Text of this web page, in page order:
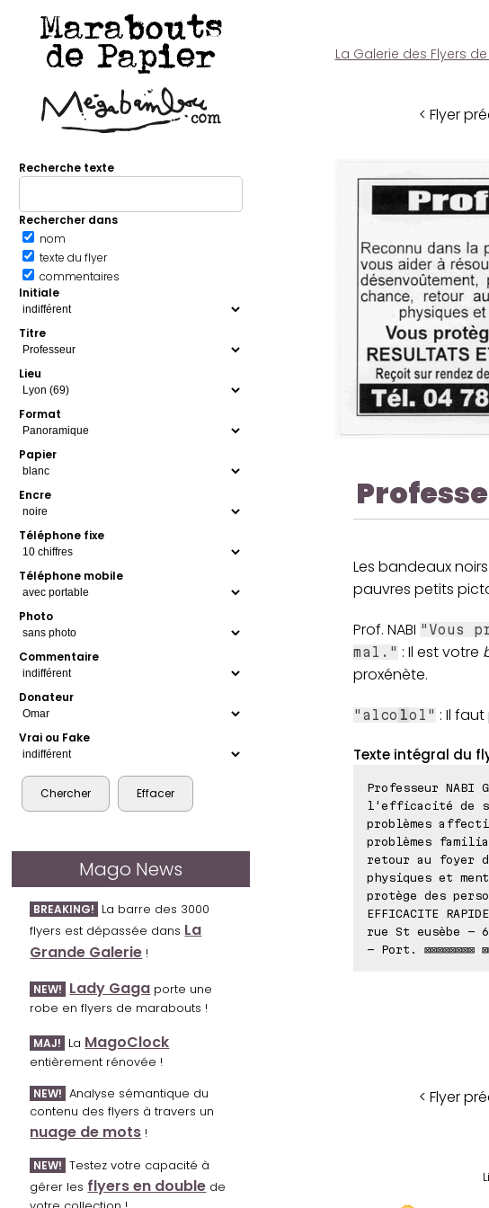
Marabouts
de Papier
Recherche texte
Rechercher dans
nom
texte du flyer
commentaires
Initiale
Titre
Lieu
Format
Papier
Encre
Téléphone fixe
Téléphone mobile
Photo
Commentaire
Donateur
Vrai ou Fake
Mago News
BREAKING! La barre des 3000
flyers est dépassée dans La
Grande Galerie !
NEW! Lady Gaga porte une
robe en flyers de marabouts !
MAJ! La MagoClock
entièrement rénovée !
NEW! Analyse sémantique du
contenu des flyers à travers un
nuage de mots !
NEW! Testez votre capacité à
gérer les flyers en double de
La Galerie des Flyers
< Flyer
Les bandeaux
pauvres petits
Prof. NABI "Vous
mal." : Il est votre
proxénète.
"alco lol" : Il
Texte intégral du
Professeur NABI
l'efficacité de
problèmes
problèmes
retour au foyer
physiques et
protège des
EFFICACITE
rue St eusèbe -
- Port. ⊠⊠⊠⊠⊠⊠⊠⊠
< Flyer